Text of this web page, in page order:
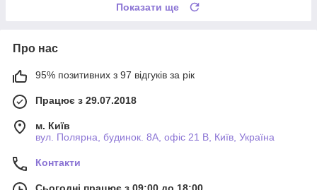
Показати ще
Про нас
95% позитивних з 97 відгуків за рік
Працює з 29.07.2018
м. Київ
вул. Полярна, будинок. 8А, офіс 21 В, Київ, Україна
Контакти